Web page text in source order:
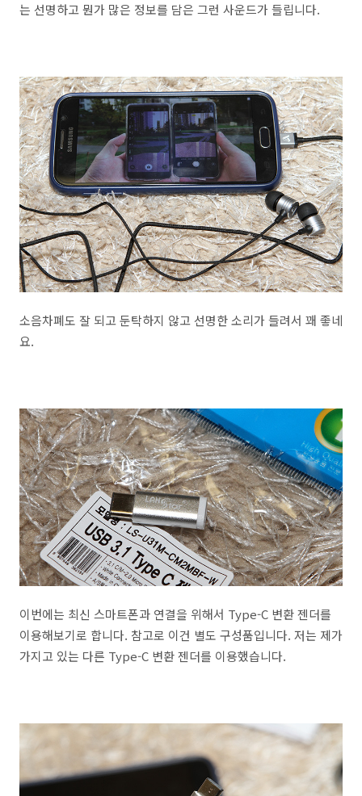
는 선명하고 뭔가 많은 정보를 담은 그런 사운드가 들립니다.
소음차폐도 잘 되고 둔탁하지 않고 선명한 소리가 들려서 꽤 좋네
요.
이번에는 최신 스마트폰과 연결을 위해서 Type-C 변환 젠더를
이용해보기로 합니다. 참고로 이건 별도 구성품입니다. 저는 제가
가지고 있는 다른 Type-C 변환 젠더를 이용했습니다.